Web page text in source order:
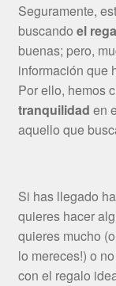
Seguramente,
buscando el
buenas; pero,
información que
Por ello, hemos
tranquilidad en
aquello que
Si has llegado
quieres hacer
quieres mucho
lo mereces!) o
con el regalo